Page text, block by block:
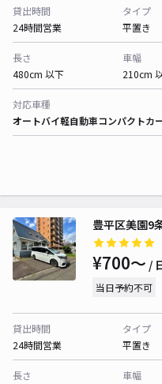
貸出時間
24時間営業
タイプ
平置き
長さ
480cm 以下
車幅
210cm
対応車種
オートバイ軽自動車コンパクトカ
豊平区美園9
¥700〜 /
当日予約不可
貸出時間
24時間営業
タイプ
平置き
長さ
車幅